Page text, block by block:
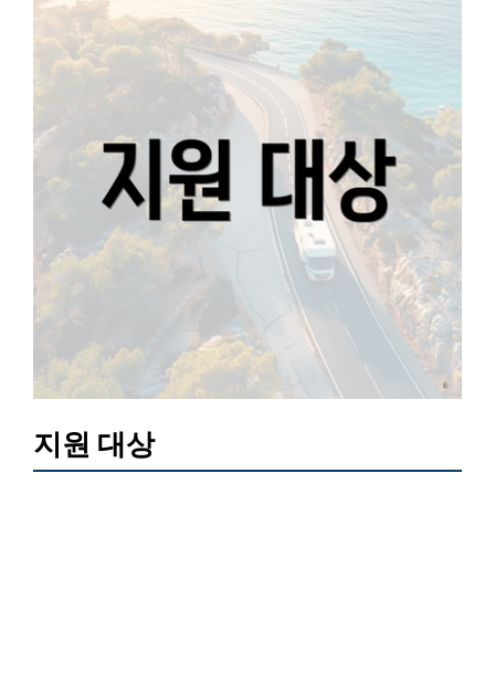
지원 대상